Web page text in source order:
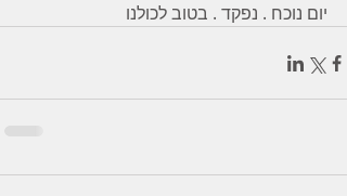
יום נוכח . נפקד . בטוב לכולנו